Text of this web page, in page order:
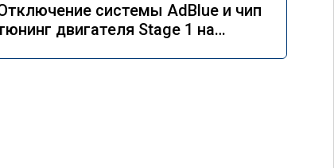
системы AdBlue и чип
двигателя Stage 1 на